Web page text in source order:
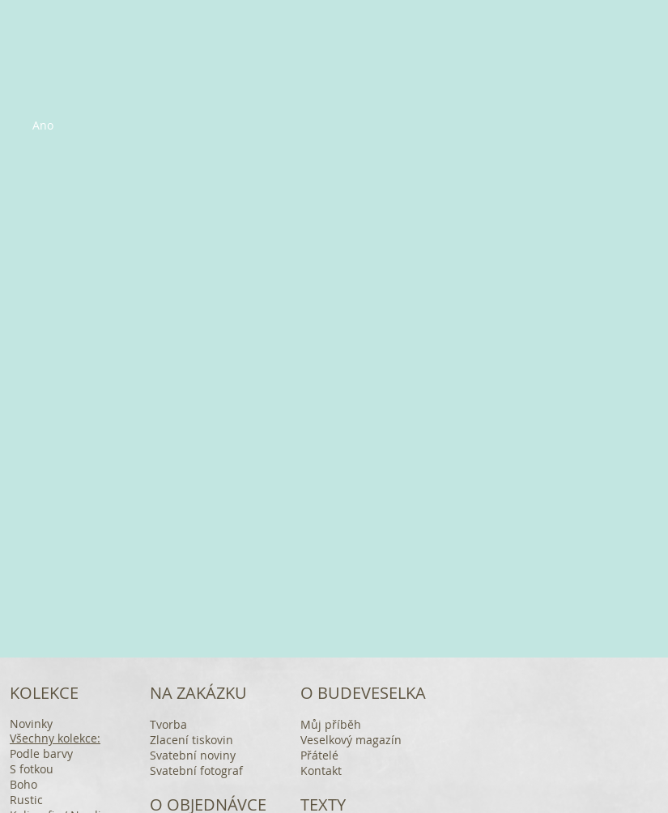
Ano
KOLEKCE
Novinky
Všechny kolekce:
Podle barvy
S fotkou
Boho
Rustic
NA ZAKÁZKU
Tvorba
Zlacení tiskovin
Svatební noviny
Svatební fotograf
O OBJEDNÁVCE
O BUDEVESELKA
Můj příběh
Veselkový magazín
Přátelé
Kontakt
TEXTY